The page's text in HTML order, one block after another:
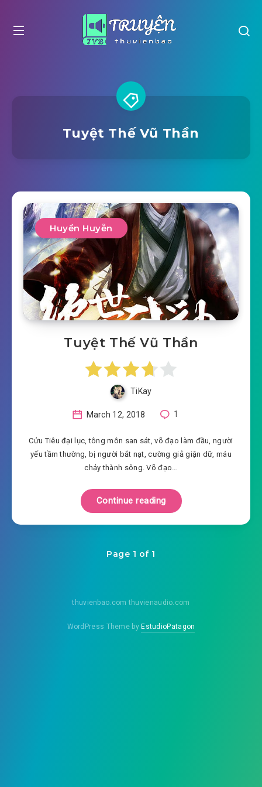
Tuyệt Thế Vũ Thần
Huyền Huyễn
Tuyệt Thế Vũ Thần
TiKay
March 12, 2018 1
Cửu Tiêu đại lục, tông môn san sát, võ đạo làm đầu, người
yếu tầm thường, bị người bắt nạt, cường giả giận dữ, máu
chảy thành sông. Võ đạo…
Continue reading
Page 1 of 1
thuvienbao.com thuvienaudio.com
WordPress Theme byEstudioPatagon